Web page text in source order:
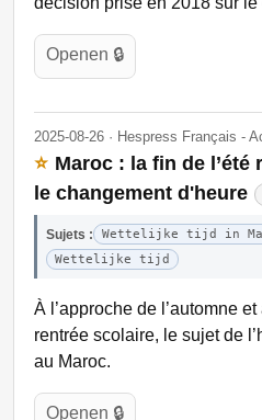
Openen 🔒
2025-08-26 · Hespress Français -
⭐ Maroc : la fin de l’été
le changement d'heure
Sujets :
Wettelijke tijd in
Wettelijke tijd
À l’approche de l’automne
rentrée scolaire, le sujet de
au Maroc.
Openen 🔒